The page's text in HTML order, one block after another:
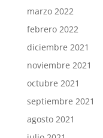
marzo 2022
febrero 2022
diciembre 2021
noviembre 2021
octubre 2021
septiembre 2021
agosto 2021